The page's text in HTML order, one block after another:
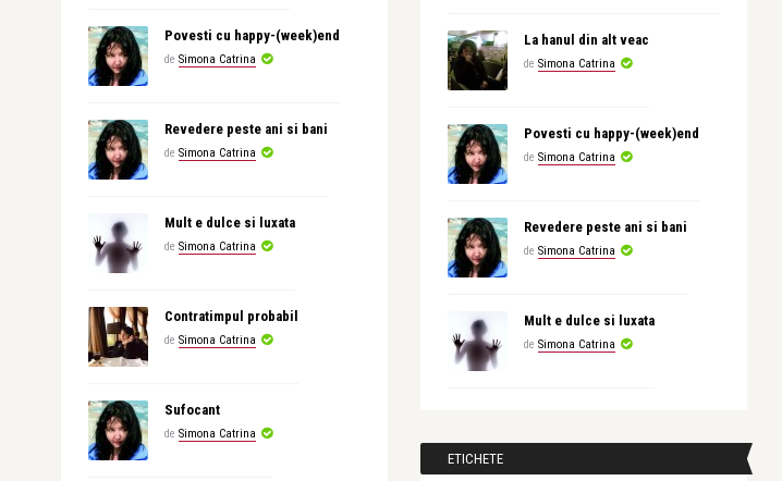
Povesti cu happy-(week)end
de Simona Catrina
Revedere peste ani si bani
de Simona Catrina
Mult e dulce si luxata
de Simona Catrina
Contratimpul probabil
de Simona Catrina
Sufocant
de Simona Catrina
La hanul din alt veac
de Simona Catrina
Povesti cu happy-(week)end
de Simona Catrina
Revedere peste ani si bani
de Simona Catrina
Mult e dulce si luxata
de Simona Catrina
ETICHETE